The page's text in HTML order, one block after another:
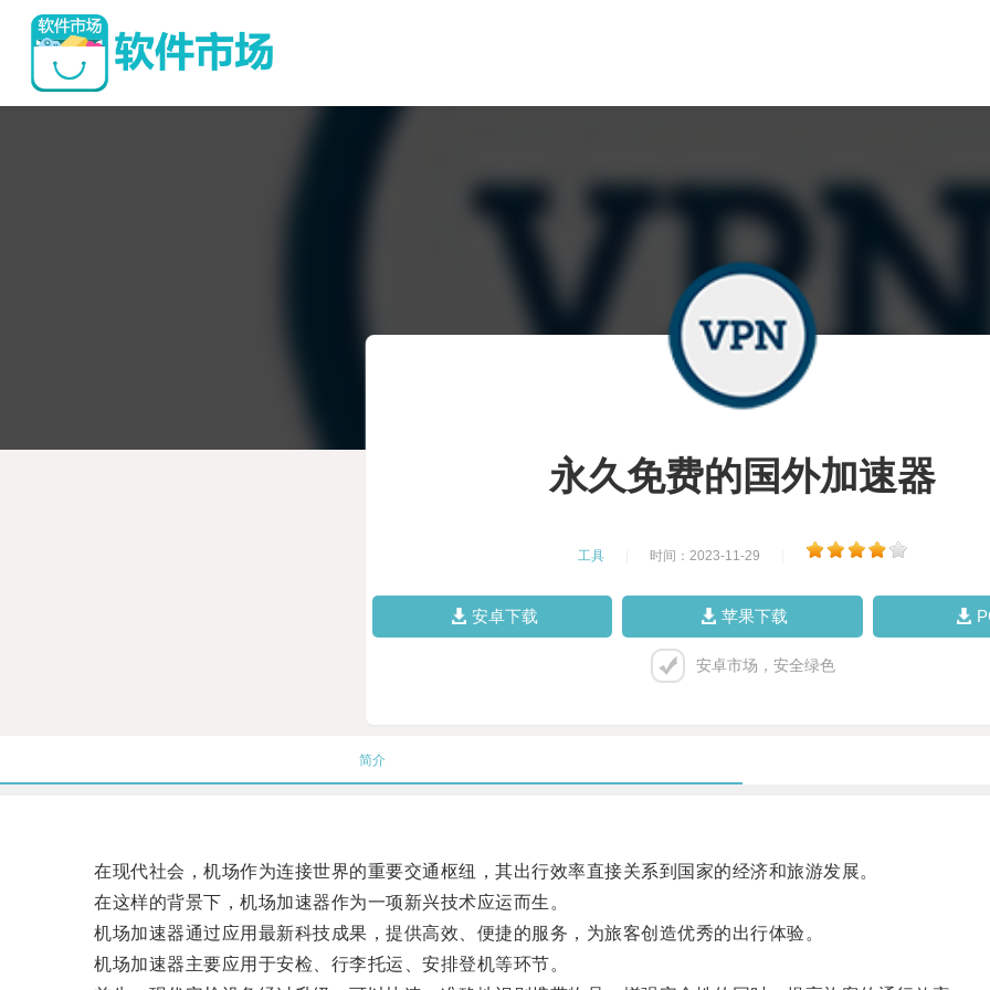
永久免费的国外加速器
工具 时间：2023-11-29
安卓下载 苹果下载
安卓市场，安全绿色
简介
在现代社会，机场作为连接世界的重要交通枢纽，其出行效率直接关系到国家的经济和旅游发展。
在这样的背景下，机场加速器作为一项新兴技术应运而生。
机场加速器通过应用最新科技成果，提供高效、便捷的服务，为旅客创造优秀的出行体验。
机场加速器主要应用于安检、行李托运、安排登机等环节。